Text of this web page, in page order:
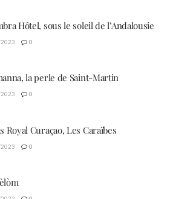
Hôtel, sous le soleil de l’Andalousie
0
la perle de Saint-Martin
0
Royal Curaçao, Les Caraïbes
0